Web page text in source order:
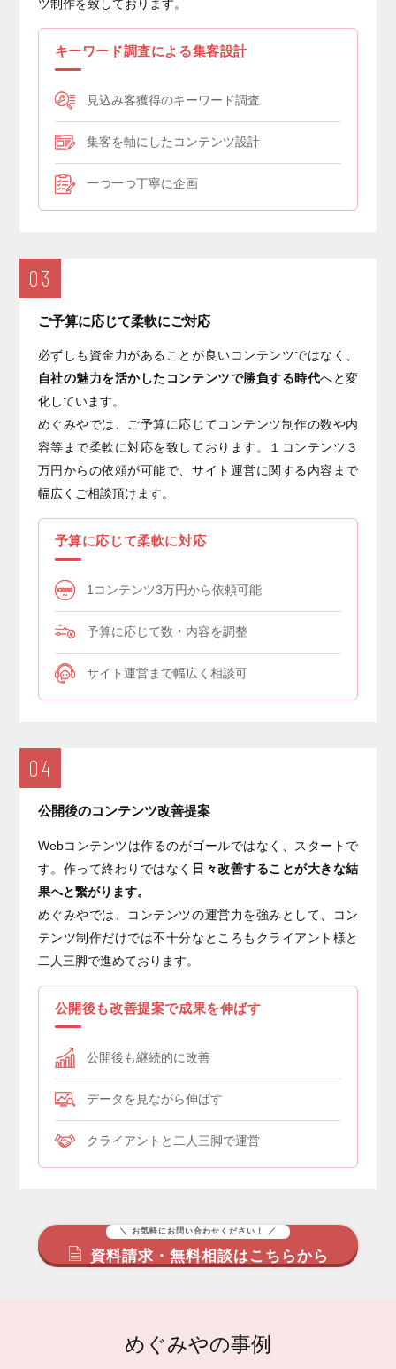
ツ制作を致しております。
キーワード調査による集客設計
見込み客獲得のキーワード調査
集客を軸にしたコンテンツ設計
一つ一つ丁寧に企画
03
ご予算に応じて柔軟にご対応
必ずしも資金力があることが良いコンテンツではなく、
自社の魅力を活かしたコンテンツで勝負する時代へと変
化しています。
めぐみやでは、ご予算に応じてコンテンツ制作の数や内
容等まで柔軟に対応を致しております。１コンテンツ３
万円からの依頼が可能で、サイト運営に関する内容まで
幅広くご相談頂けます。
予算に応じて柔軟に対応
1コンテンツ3万円から依頼可能
予算に応じて数・内容を調整
サイト運営まで幅広く相談可
04
公開後のコンテンツ改善提案
Webコンテンツは作るのがゴールではなく、スタートで
す。作って終わりではなく 日々改善することが大きな結
果へと繋がります。
めぐみやでは、コンテンツの運営力を強みとして、コン
テンツ制作だけでは不十分なところもクライアント様と
二人三脚で進めております。
公開後も改善提案で成果を伸ばす
公開後も継続的に改善
データを見ながら伸ばす
クライアントと二人三脚で運営
＼ お気軽にお問い合わせください！ ／
資料請求・無料相談はこちらから
めぐみやの事例